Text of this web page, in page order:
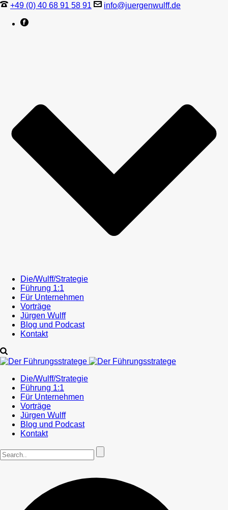
+49 (0) 40 68 91 58 91 info@juergenwulff.de
Die/Wulff/Strategie
Führung 1:1
Für Unternehmen
Vorträge
Jürgen Wulff
Blog und Podcast
Kontakt
Die/Wulff/Strategie
Führung 1:1
Für Unternehmen
Vorträge
Jürgen Wulff
Blog und Podcast
Kontakt